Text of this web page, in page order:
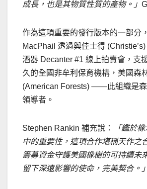
成長，也是其物質性質的產物。」
作為這項重要的發行版本的一部分
MacPhail 透過與佳士得
酒器 Decanter #1 線上拍賣會，支
久的全國非牟利保育機構，美國森
(American Forests) ——此組織是
領導者。
Stephen Rankin 補充說：
「鑑於
中的重要性，這項合作堪稱天作之
籌募資金守護美國橡樹的可持續未
留下深遠影響的使命，完美契合。」